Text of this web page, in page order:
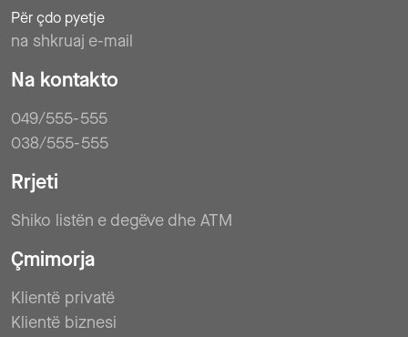
Për çdo pyetje
na shkruaj e-mail
Na kontakto
049/555-555
038/555-555
Rrjeti
Shiko listën e degëve dhe ATM
Çmimorja
Klientë privatë
Klientë biznesi